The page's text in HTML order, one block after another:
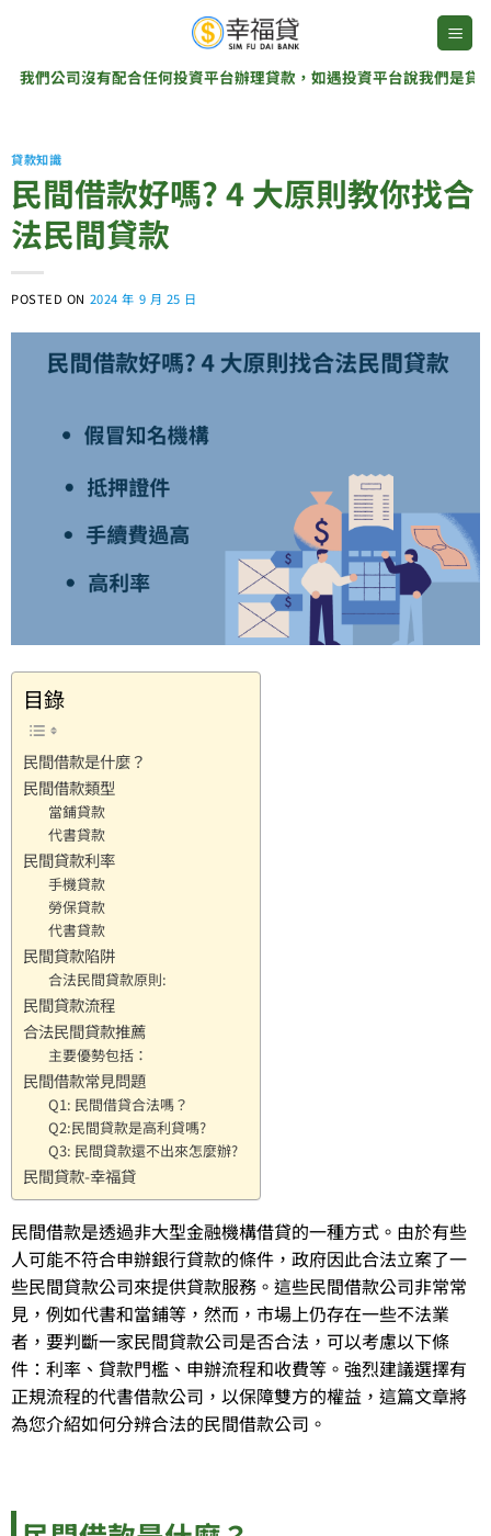
content
司沒有配合任何投資平台辦理貸款，如遇投資平台說我們是貸款協
貸款知識
民間借款好嗎? 4 大原則教你找合
法民間貸款
POSTED ON 2024 年 9 月 25 日
目錄
民間借款是什麼？
民間借款類型
當鋪貸款
代書貸款
民間貸款利率
手機貸款
勞保貸款
代書貸款
民間貸款陷阱
合法民間貸款原則:
民間貸款流程
合法民間貸款推薦
主要優勢包括：
民間借款常見問題
Q1: 民間借貸合法嗎？
Q2:民間貸款是高利貸嗎?
Q3: 民間貸款還不出來怎麼辦?
民間貸款-幸福貸
民間借款是透過非大型金融機構借貸的一種方式。由於有些
人可能不符合申辦銀行貸款的條件，政府因此合法立案了一
些民間貸款公司來提供貸款服務。這些民間借款公司非常常
見，例如代書和當鋪等，然而，市場上仍存在一些不法業
者，要判斷一家民間貸款公司是否合法，可以考慮以下條
件：利率、貸款門檻、申辦流程和收費等。強烈建議選擇有
正規流程的代書借款公司，以保障雙方的權益，這篇文章將
為您介紹如何分辨合法的民間借款公司。